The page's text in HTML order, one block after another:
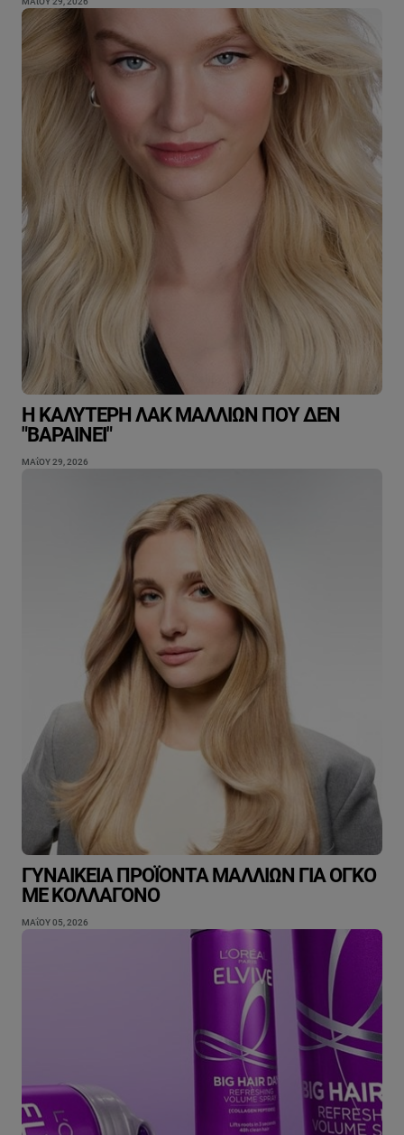
Η ΚΑΛΎΤΕΡΗ ΛΆΚ ΜΑΛΛΙΏΝ ΠΟΥ ΔΕΝ
"ΒΑΡΑΊΝΕΙ"
ΜΑΐΟΥ 29, 2026
ΓΥΝΑΙΚΕΊΑ ΠΡΟΪΌΝΤΑ ΜΑΛΛΙΏΝ ΓΙΑ ΌΓΚΟ
ΜΕ ΚΟΛΛΑΓΌΝΟ
ΜΑΐΟΥ 05, 2026